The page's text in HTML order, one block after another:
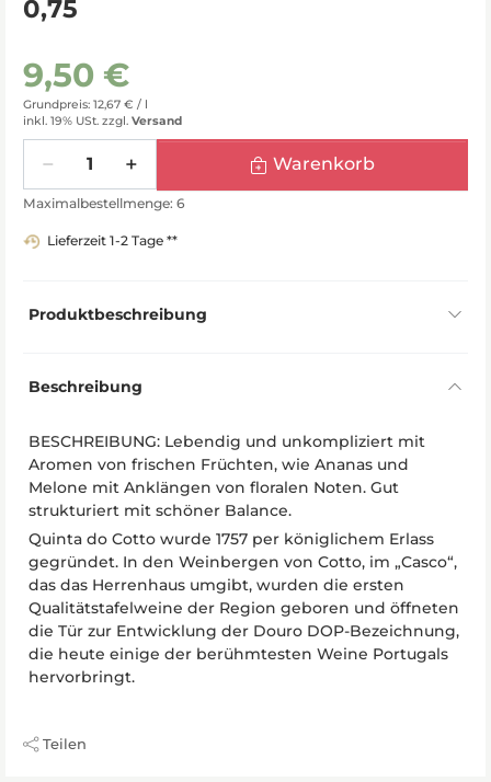
0,75
9,50 €
Grundpreis: 12,67 € / l
inkl. 19% USt. zzgl. Versand
Warenkorb
Maximalbestellmenge: 6
Lieferzeit 1-2 Tage **
Produktbeschreibung
Beschreibung
BESCHREIBUNG: Lebendig und unkompliziert mit
Aromen von frischen Früchten, wie Ananas und
Melone mit Anklängen von floralen Noten. Gut
strukturiert mit schöner Balance.
Quinta do Cotto wurde 1757 per königlichem Erlass
gegründet. In den Weinbergen von Cotto, im „Casco“,
das das Herrenhaus umgibt, wurden die ersten
Qualitätstafelweine der Region geboren und öffneten
die Tür zur Entwicklung der Douro DOP-Bezeichnung,
die heute einige der berühmtesten Weine Portugals
hervorbringt.
Teilen